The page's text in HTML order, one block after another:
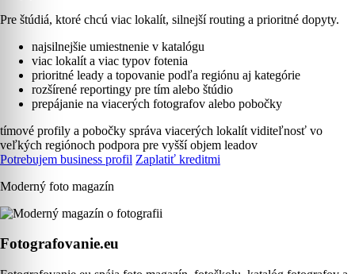
Pre štúdiá, ktoré chcú viac lokalít, silnejší routing a prioritné dopyty.
najsilnejšie umiestnenie v katalógu
viac lokalít a viac typov fotenia
prioritné leady a topovanie podľa regiónu aj kategórie
rozšírené reportingy pre tím alebo štúdio
prepájanie na viacerých fotografov alebo pobočky
tímové profily a pobočky správa viacerých lokalít viditeľnosť vo
veľkých regiónoch podpora pre vyšší objem leadov
Potrebujem business profil Zaplatiť kreditmi
Moderný foto magazín
Fotografovanie.eu